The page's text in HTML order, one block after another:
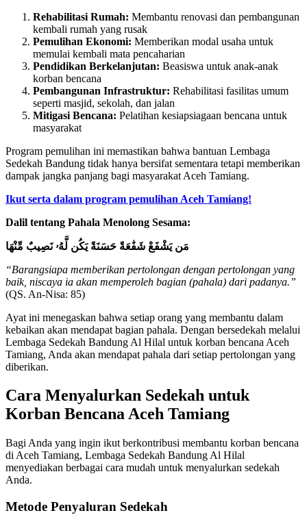
Rehabilitasi Rumah: Membantu renovasi dan pembangunan
kembali rumah yang rusak
Pemulihan Ekonomi: Memberikan modal usaha untuk
memulai kembali mata pencaharian
Pendidikan Berkelanjutan: Beasiswa untuk anak-anak
korban bencana
Pembangunan Infrastruktur: Rehabilitasi fasilitas umum
seperti masjid, sekolah, dan jalan
Mitigasi Bencana: Pelatihan kesiapsiagaan bencana untuk
masyarakat
Program pemulihan ini memastikan bahwa bantuan Lembaga
Sedekah Bandung tidak hanya bersifat sementara tetapi memberikan
dampak jangka panjang bagi masyarakat Aceh Tamiang.
Ikut serta dalam program pemulihan Aceh Tamiang!
Dalil tentang Pahala Menolong Sesama:
مَن يَشْفَعْ شَفَٰعَةً حَسَنَةً يَكُن لَّهُۥ نَصِيبٌ مِّنْهَا
“Barangsiapa memberikan pertolongan dengan pertolongan yang
baik, niscaya ia akan memperoleh bagian (pahala) dari padanya.”
(QS. An-Nisa: 85)
Ayat ini menegaskan bahwa setiap orang yang membantu dalam
kebaikan akan mendapat bagian pahala. Dengan bersedekah melalui
Lembaga Sedekah Bandung Al Hilal untuk korban bencana Aceh
Tamiang, Anda akan mendapat pahala dari setiap pertolongan yang
diberikan.
Cara Menyalurkan Sedekah untuk
Korban Bencana Aceh Tamiang
Bagi Anda yang ingin ikut berkontribusi membantu korban bencana
di Aceh Tamiang, Lembaga Sedekah Bandung Al Hilal
menyediakan berbagai cara mudah untuk menyalurkan sedekah
Anda.
Metode Penyaluran Sedekah